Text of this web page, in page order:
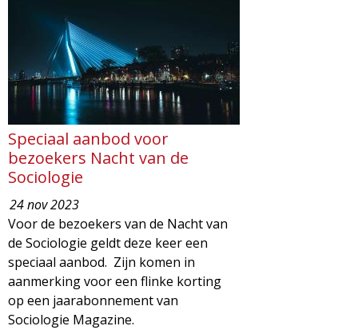
Speciaal aanbod voor
bezoekers Nacht van de
Sociologie
24 nov 2023
Voor de bezoekers van de Nacht van
de Sociologie geldt deze keer een
speciaal aanbod. Zijn komen in
aanmerking voor een flinke korting
op een jaarabonnement van
Sociologie Magazine.